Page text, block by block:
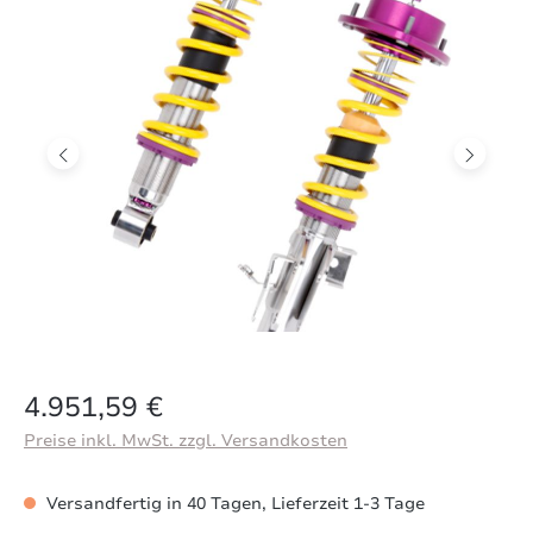
Regulärer Preis:
4.951,59 €
Preise inkl. MwSt. zzgl. Versandkosten
Versandfertig in 40 Tagen, Lieferzeit 1-3 Tage